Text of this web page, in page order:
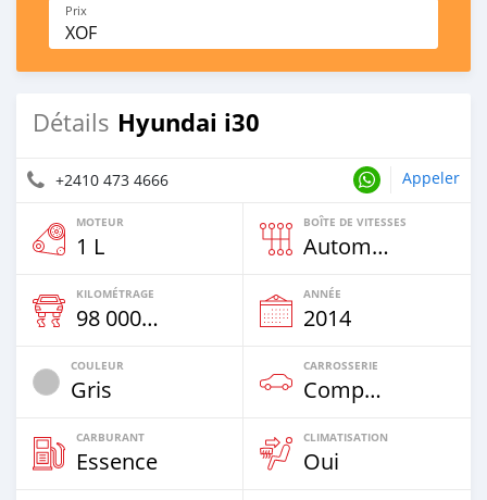
Prix
XOF
Détails Hyundai i30
+2410 473 4666 Appeler
MOTEUR
1 L
BOÎTE DE VITESSES
Automatique
KILOMÉTRAGE
98 000 Km
ANNÉE
2014
COULEUR
Gris
CARROSSERIE
Compacte
CARBURANT
Essence
CLIMATISATION
Oui